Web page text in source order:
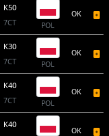
K50
7CT
POL
OK
K30
7CT
POL
OK
K40
7CT
POL
OK
K40
OK